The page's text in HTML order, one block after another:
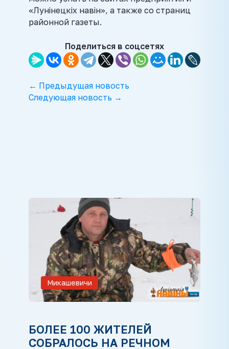
«Лунінецкіх навін», а также со страниц
районной газеты.
Поделиться в соцсетях
← Предыдущая новость
Следующая новость →
Микашевичи
БОЛЕЕ 100 ЖИТЕЛЕЙ
СОБРАЛОСЬ НА РЕЧНОМ